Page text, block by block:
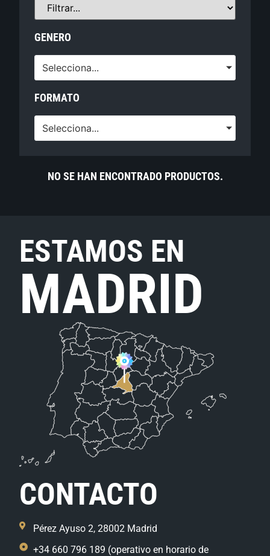
GENERO
Selecciona...
FORMATO
Selecciona...
NO SE HAN ENCONTRADO PRODUCTOS.
ESTAMOS EN
MADRID
CONTACTO
Pérez Ayuso 2, 28002 Madrid
+34 660 796 189 (operativo en horario de